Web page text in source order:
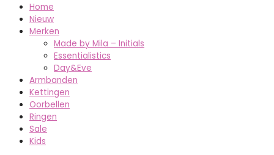
Home
Nieuw
Merken
Made by Mila – Initials
Essentialistics
Day&Eve
Armbanden
Kettingen
Oorbellen
Ringen
Sale
Kids